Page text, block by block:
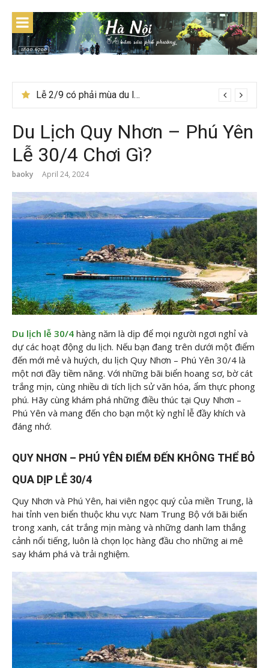
content
Du lịch Tây Bắc tháng 11 – Mùa hoa cải nhuộm vàng rực rỡ
Lễ 2/9 có phải mùa du lịch Hà Giang đẹp không?
Du Lịch Quy Nhơn – Phú Yên
Lễ 30/4 Chơi Gì?
baoky April 24, 2024
Du lịch lễ 30/4 hàng năm là dịp để mọi người ngơi nghỉ và
dự các hoạt động du lịch. Nếu bạn đang trên dưới một điểm
đến mới mẻ và huých, du lịch Quy Nhơn – Phú Yên 30/4 là
một nơi đầy tiềm năng. Với những bãi biển hoang sơ, bờ cát
trắng mịn, cùng nhiều di tích lịch sử văn hóa, ẩm thực phong
phú. Hãy cùng khám phá những điều thúc tại Quy Nhơn –
Phú Yên và mang đến cho bạn một kỳ nghỉ lễ đầy khích và
đáng nhớ.
QUY NHƠN – PHÚ YÊN ĐIỂM ĐẾN KHÔNG THỂ BỎ
QUA DỊP LỄ 30/4
Quy Nhơn và Phú Yên, hai viên ngọc quý của miền Trung, là
hai tỉnh ven biển thuộc khu vực Nam Trung Bộ với bãi biển
trong xanh, cát trắng mịn màng và những danh lam thắng
cảnh nổi tiếng, luôn là chọn lọc hàng đầu cho những ai mê
say khám phá và trải nghiệm.